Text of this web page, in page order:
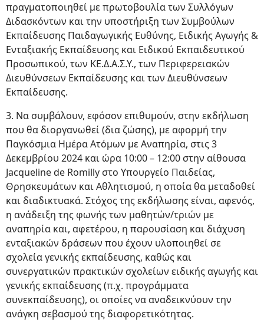
πραγματοποιηθεί με πρωτοβουλία των Συλλόγων
Διδασκόντων και την υποστήριξη των Συμβούλων
Εκπαίδευσης Παιδαγωγικής Ευθύνης, Ειδικής Αγωγής &
Ενταξιακής Εκπαίδευσης και Ειδικού Εκπαιδευτικού
Προσωπικού, των ΚΕ.Δ.Α.Σ.Υ., των Περιφερειακών
Διευθύνσεων Εκπαίδευσης και των Διευθύνσεων
Εκπαίδευσης.
3. Να συμβάλουν, εφόσον επιθυμούν, στην εκδήλωση
που θα διοργανωθεί (δια ζώσης), με αφορμή την
Παγκόσμια Ημέρα Ατόμων με Αναπηρία, στις 3
Δεκεμβρίου 2024 και ώρα 10:00 – 12:00 στην αίθουσα
Jacqueline de Romilly στο Υπουργείο Παιδείας,
Θρησκευμάτων και Αθλητισμού, η οποία θα μεταδοθεί
και διαδικτυακά. Στόχος της εκδήλωσης είναι, αφενός,
η ανάδειξη της φωνής των μαθητών/τριών με
αναπηρία και, αφετέρου, η παρουσίαση και διάχυση
ενταξιακών δράσεων που έχουν υλοποιηθεί σε
σχολεία γενικής εκπαίδευσης, καθώς και
συνεργατικών πρακτικών σχολείων ειδικής αγωγής και
γενικής εκπαίδευσης (π.χ. προγράμματα
συνεκπαίδευσης), οι οποίες να αναδεικνύουν την
ανάγκη σεβασμού της διαφορετικότητας.